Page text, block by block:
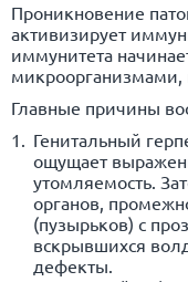
Проникновение
активизирует
иммунитета
микроорганизмами,
Главные причины
Генитальный
ощущает
утомляемость.
органов,
(пузырьков) с
вскрывшихся
дефекты.